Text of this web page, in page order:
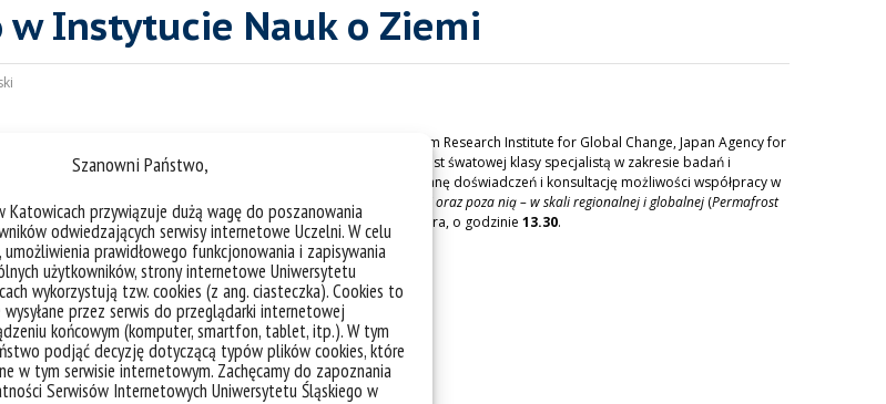
Szanowni Państwo,
Katowicach przywiązuje dużą wagę do poszanowania
odwiedzających serwisy internetowe Uczelni. W celu
umożliwienia prawidłowego funkcjonowania i zapisywania
użytkowników, strony internetowe Uniwersytetu
wykorzystują tzw. cookies (z ang. ciasteczka). Cookies to
przez serwis do przeglądarki internetowej
końcowym (komputer, smartfon, tablet, itp.). W tym
podjąć decyzję dotyczącą typów plików cookies, które
w tym serwisie internetowym. Zachęcamy do zapoznania
Serwisów Internetowych Uniwersytetu Śląskiego w
Instytucie Nauk o Ziemi
Instytut Nauk o Ziemi prof. Kazuyuki Saito, który jest pracownikiem Research Institute for Global Change, Japan Agency for
Japan Meteorological Agency, Tokyo, Japonia. Prof. Saito Jest śwatowej klasy specjalistą w zakresie badań i
zmarzliny. Jego wizyta w INoZ WNP UŚ ma na celu wymianę doświadczeń i konsultację możliwości współpracy w
ramach pobytu wygłosi wykład pt.:
Wieloletnia zmarzlina w Japonii oraz poza nią – w skali regionalnej i globalnej (Permafrost
and global scale) w dniu26.10.(czwartek) w sali123 im. E.Romera, o godzinie 13.30.